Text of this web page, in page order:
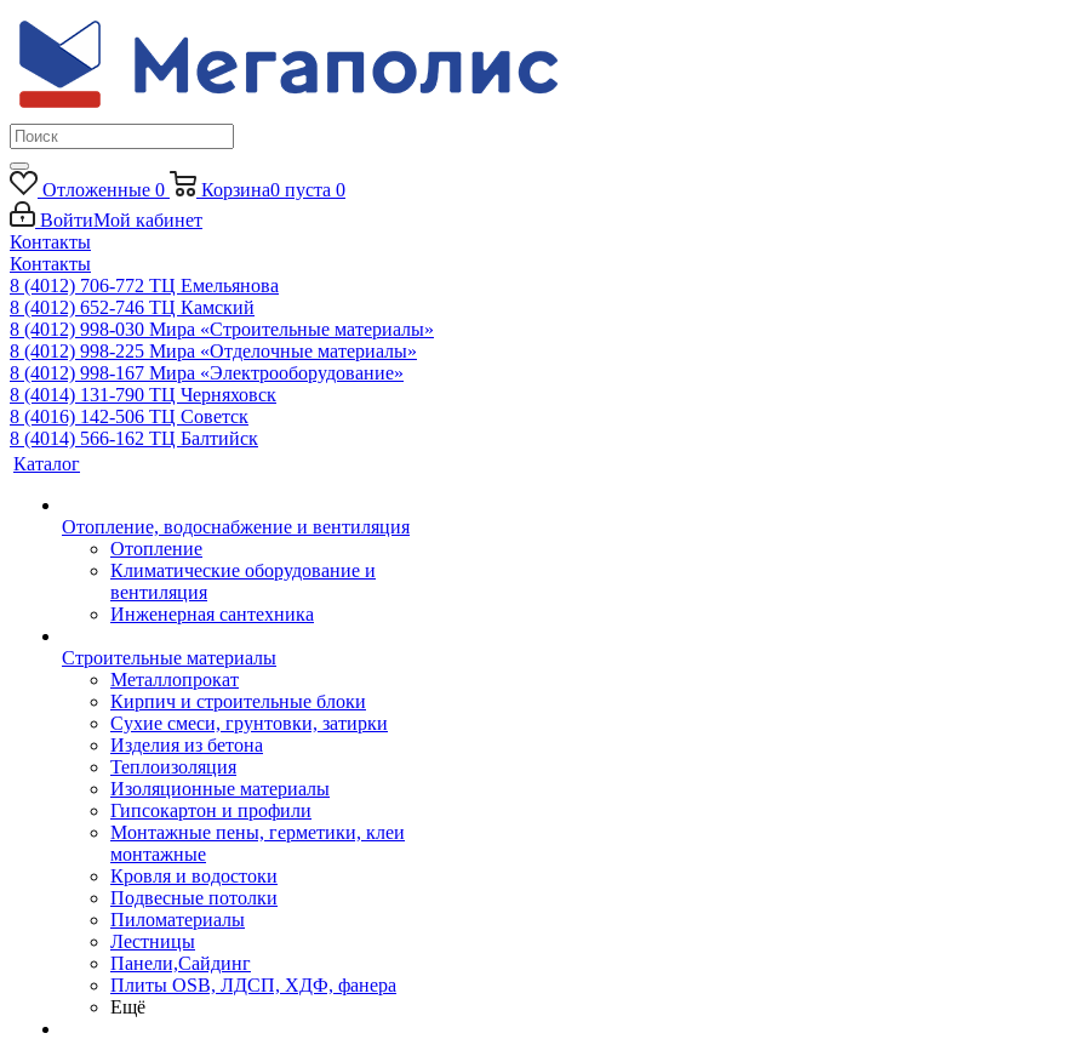
Отложенные 0 Корзина0 пуста 0
ВойтиМой кабинет
Контакты
Контакты
8 (4012) 706-772 ТЦ Емельянова
8 (4012) 652-746 ТЦ Камский
8 (4012) 998-030 Мира «Строительные материалы»
8 (4012) 998-225 Мира «Отделочные материалы»
8 (4012) 998-167 Мира «Электрооборудование»
8 (4014) 131-790 ТЦ Черняховск
8 (4016) 142-506 ТЦ Советск
8 (4014) 566-162 ТЦ Балтийск
Каталог
Отопление, водоснабжение и вентиляция
Отопление
Климатические оборудование и
вентиляция
Инженерная сантехника
Строительные материалы
Металлопрокат
Кирпич и строительные блоки
Сухие смеси, грунтовки, затирки
Изделия из бетона
Теплоизоляция
Изоляционные материалы
Гипсокартон и профили
Монтажные пены, герметики, клеи
монтажные
Кровля и водостоки
Подвесные потолки
Пиломатериалы
Лестницы
Панели,Сайдинг
Плиты OSB, ЛДСП, ХДФ, фанера
Ещё